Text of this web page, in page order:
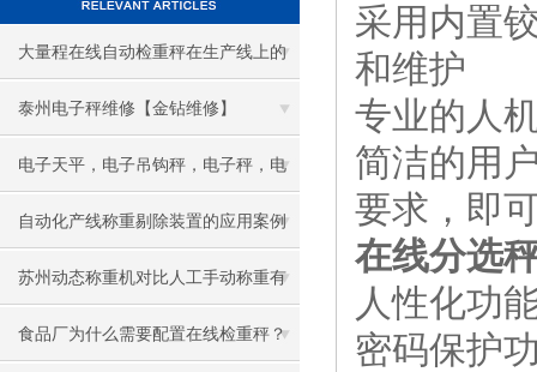
大量程在线自动检重秤在生产线上的
关键作用
泰州电子秤维修【金钻维修】
电子天平，电子吊钩秤，电子秤，电
子地磅的常见问题
自动化产线称重剔除装置的应用案例
分享
苏州动态称重机对比人工手动称重有
哪些优势
食品厂为什么需要配置在线检重秤？
采用内置
和维护
专业的人
简洁的用
要求，即
在线分选
人性化功
密码保护